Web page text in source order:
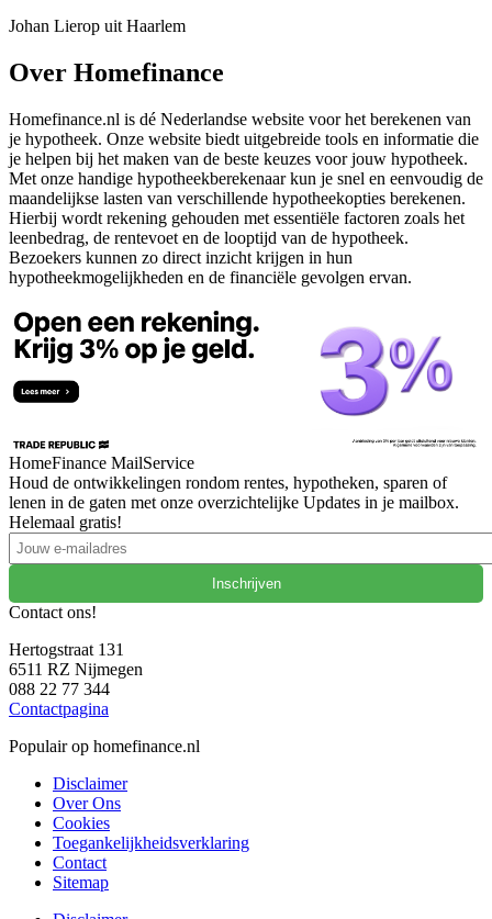
Johan Lierop uit Haarlem
Over Homefinance
Homefinance.nl is dé Nederlandse website voor het berekenen van
je hypotheek. Onze website biedt uitgebreide tools en informatie die
je helpen bij het maken van de beste keuzes voor jouw hypotheek.
Met onze handige hypotheekberekenaar kun je snel en eenvoudig de
maandelijkse lasten van verschillende hypotheekopties berekenen.
Hierbij wordt rekening gehouden met essentiële factoren zoals het
leenbedrag, de rentevoet en de looptijd van de hypotheek.
Bezoekers kunnen zo direct inzicht krijgen in hun
hypotheekmogelijkheden en de financiële gevolgen ervan.
HomeFinance MailService
Houd de ontwikkelingen rondom rentes, hypotheken, sparen of
lenen in de gaten met onze overzichtelijke Updates in je mailbox.
Helemaal gratis!
Inschrijven
Contact ons!
Hertogstraat 131
6511 RZ Nijmegen
088 22 77 344
Contactpagina
Populair op homefinance.nl
Disclaimer
Over Ons
Cookies
Toegankelijkheidsverklaring
Contact
Sitemap